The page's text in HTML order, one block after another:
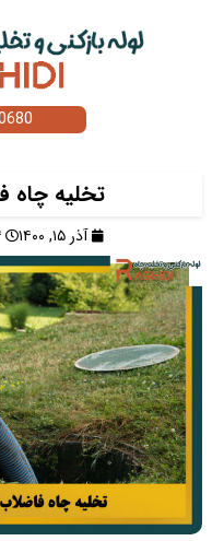
تخلیه چاه
آذر ۱۵, ۱۴۰۰